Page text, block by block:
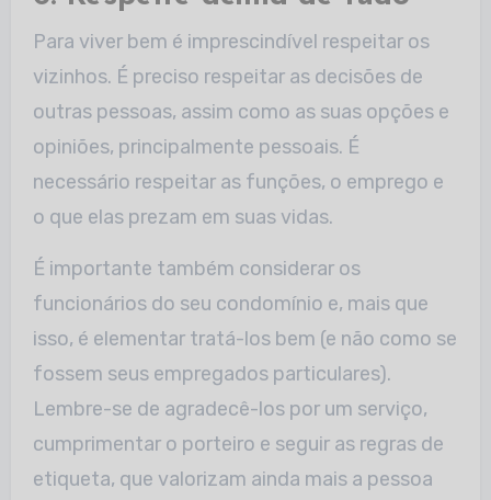
Para viver bem é imprescindível respeitar os
vizinhos. É preciso respeitar as decisões de
outras pessoas, assim como as suas opções e
opiniões, principalmente pessoais. É
necessário respeitar as funções, o emprego e
o que elas prezam em suas vidas.
É importante também considerar os
funcionários do seu condomínio e, mais que
isso, é elementar tratá-los bem (e não como se
fossem seus empregados particulares).
Lembre-se de agradecê-los por um serviço,
cumprimentar o porteiro e seguir as regras de
etiqueta, que valorizam ainda mais a pessoa